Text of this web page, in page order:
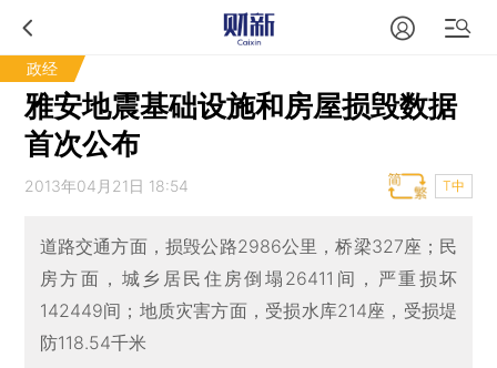
政经
雅安地震基础设施和房屋损毁数据
首次公布
2013年04月21日 18:54 T中
道路交通方面，损毁公路2986公里，桥梁327座；民
房方面，城乡居民住房倒塌26411间，严重损坏
142449间；地质灾害方面，受损水库214座，受损堤
防118.54千米